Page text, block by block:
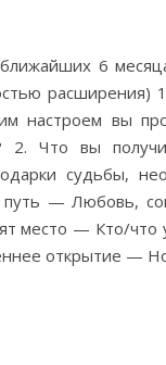
6
расширения)
настроем вы
2. Что вы
судьбы,
путь — Любовь,
место — Кто/что
открытие —